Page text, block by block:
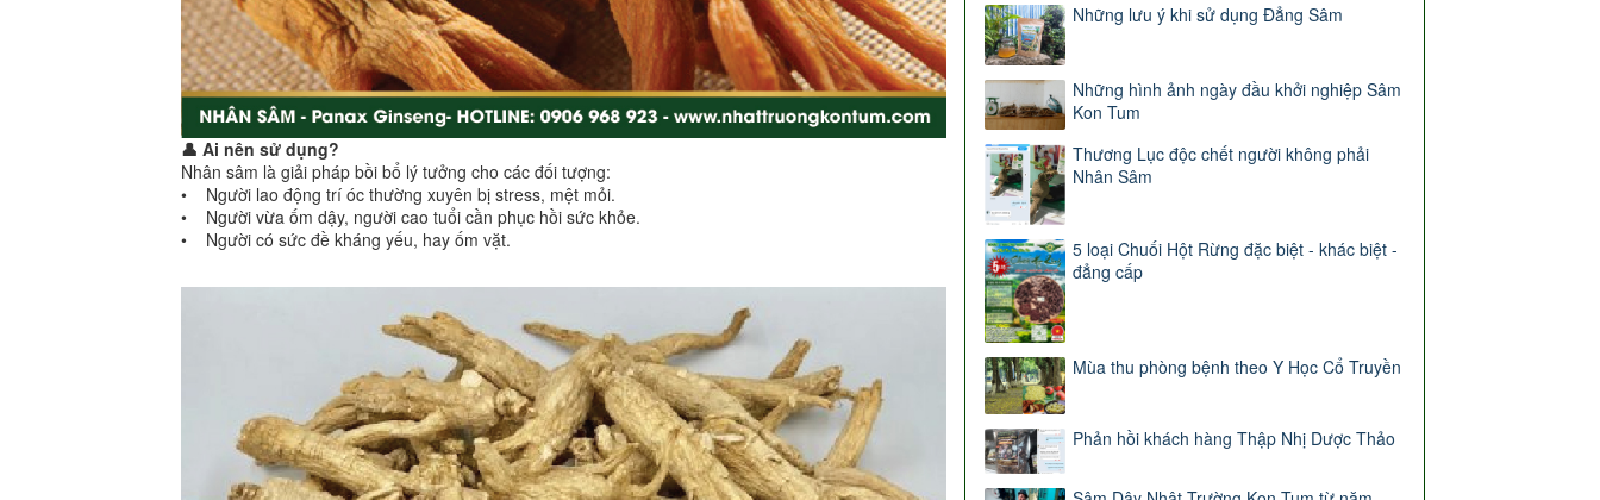
👤 Ai nên sử dụng?
Nhân sâm là giải pháp bồi bổ lý tưởng cho các đối tượng:
• Người lao động trí óc thường xuyên bị stress, mệt mỏi.
• Người vừa ốm dậy, người cao tuổi cần phục hồi sức khỏe.
• Người có sức đề kháng yếu, hay ốm vặt.
Những lưu ý khi sử dụng Đẳng Sâm
Những hình ảnh ngày đầu khởi nghiệp Sâm
Kon Tum
Thương Lục độc chết người không phải
Nhân Sâm
5 loại Chuối Hột Rừng đặc biệt - khác biệt -
đẳng cấp
Mùa thu phòng bệnh theo Y Học Cổ Truyền
Phản hồi khách hàng Thập Nhị Dược Thảo